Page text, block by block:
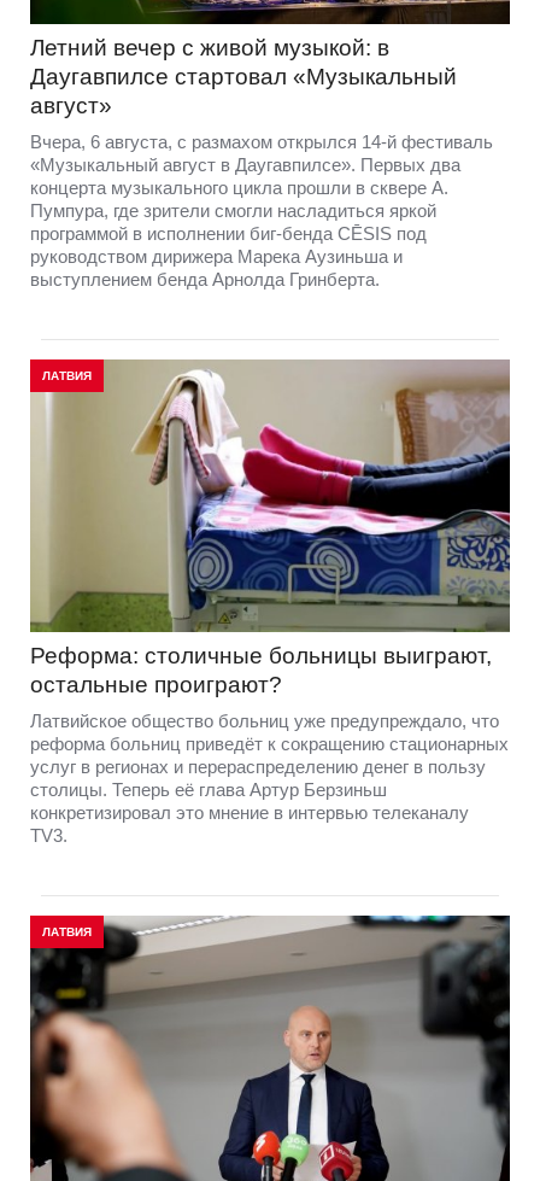
Летний вечер с живой музыкой: в
Даугавпилсе стартовал «Музыкальный
август»
Вчера, 6 августа, с размахом открылся 14-й фестиваль
«Музыкальный август в Даугавпилсе». Первых два
концерта музыкального цикла прошли в сквере А.
Пумпура, где зрители смогли насладиться яркой
программой в исполнении биг-бенда CĒSIS под
руководством дирижера Марека Аузиньша и
выступлением бенда Арнолда Гринберта.
ЛАТВИЯ
Реформа: столичные больницы выиграют,
остальные проиграют?
Латвийское общество больниц уже предупреждало, что
реформа больниц приведёт к сокращению стационарных
услуг в регионах и перераспределению денег в пользу
столицы. Теперь её глава Артур Берзиньш
конкретизировал это мнение в интервью телеканалу
TV3.
ЛАТВИЯ